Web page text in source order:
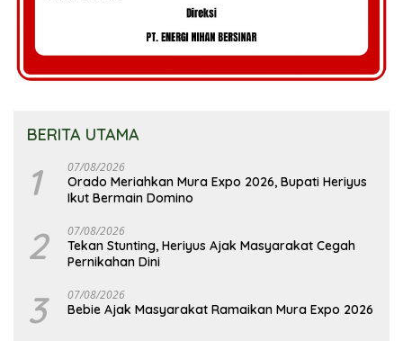
BERITA UTAMA
1 07/08/2026
Orado Meriahkan Mura Expo 2026, Bupati Heriyus
Ikut Bermain Domino
2 07/08/2026
Tekan Stunting, Heriyus Ajak Masyarakat Cegah
Pernikahan Dini
3 07/08/2026
Bebie Ajak Masyarakat Ramaikan Mura Expo 2026